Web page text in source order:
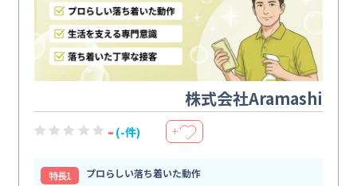
株式会社Aramashi
- (-件) ＋
特⻑1
プロらしい落ち着いた動作